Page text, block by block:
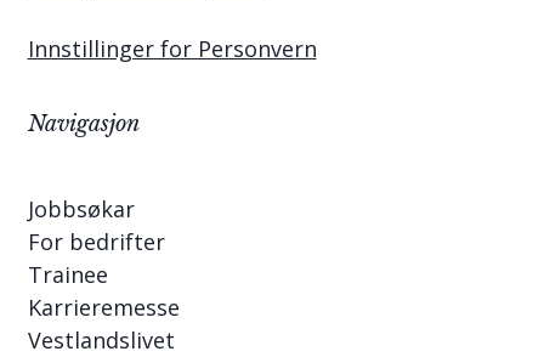
Innstillinger for Personvern
Navigasjon
Jobbsøkar
For bedrifter
Trainee
Karrieremesse
Vestlandslivet